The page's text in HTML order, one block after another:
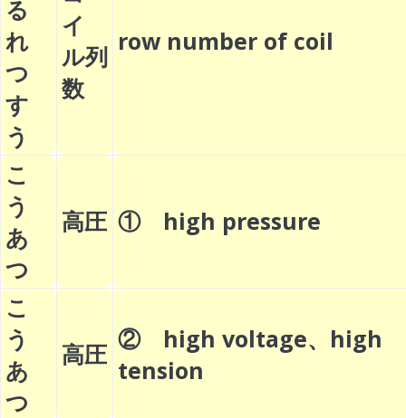
る
れ
つ
す
う
イ
ル列
数
row number of coil
こ
う
あ
つ
高圧 ① high pressure
こ
う
あ
つ
高圧 ② high voltage、high
tension